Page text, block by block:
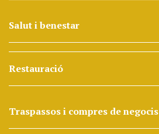
Salut i benestar
Restauració
Traspassos i compres de negocis